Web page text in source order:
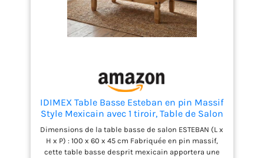
IDIMEX Table Basse Esteban en pin Massif
Style Mexicain avec 1 tiroir, Table de Salon
en Bois teinté/ciré avec 4 Pieds
Dimensions de la table basse de salon ESTEBAN (L x
H x P) : 100 x 60 x 45 cm Fabriquée en pin massif,
cette table basse desprit mexicain apportera une